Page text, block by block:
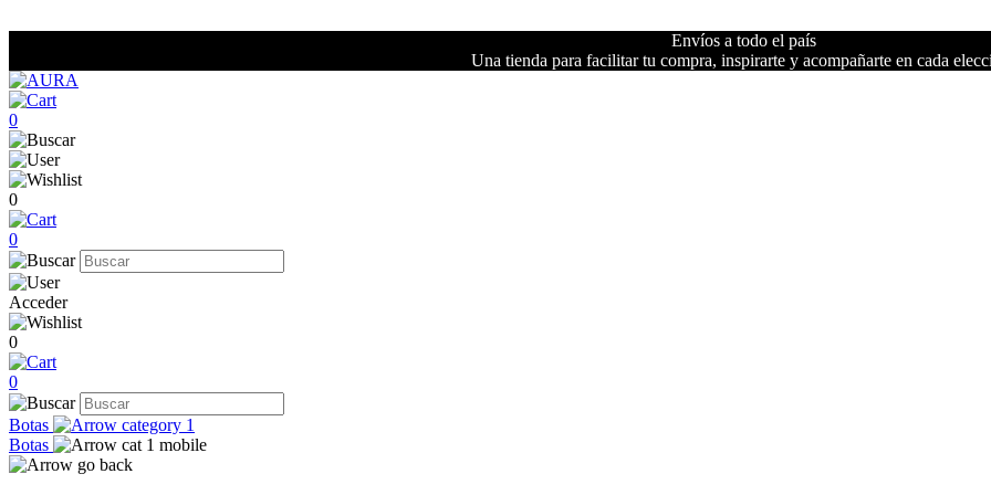
Envíos a todo el país
Una tienda para facilitar tu compra, inspirarte y acompañarte en cada
0
0
0
Acceder
0
0
Botas
Botas